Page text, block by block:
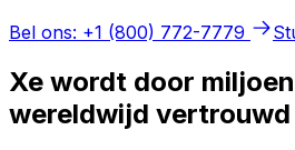
Bel ons: +1 (800) 772-7779
Xe wordt door
wereldwijd vertrouwd